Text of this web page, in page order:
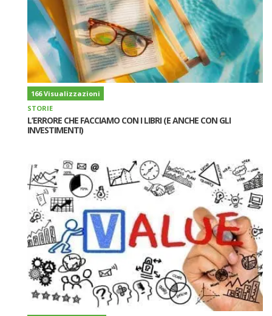
166 Visualizzazioni
STORIE
L’ERRORE CHE FACCIAMO CON I LIBRI (E ANCHE CON GLI
INVESTIMENTI)